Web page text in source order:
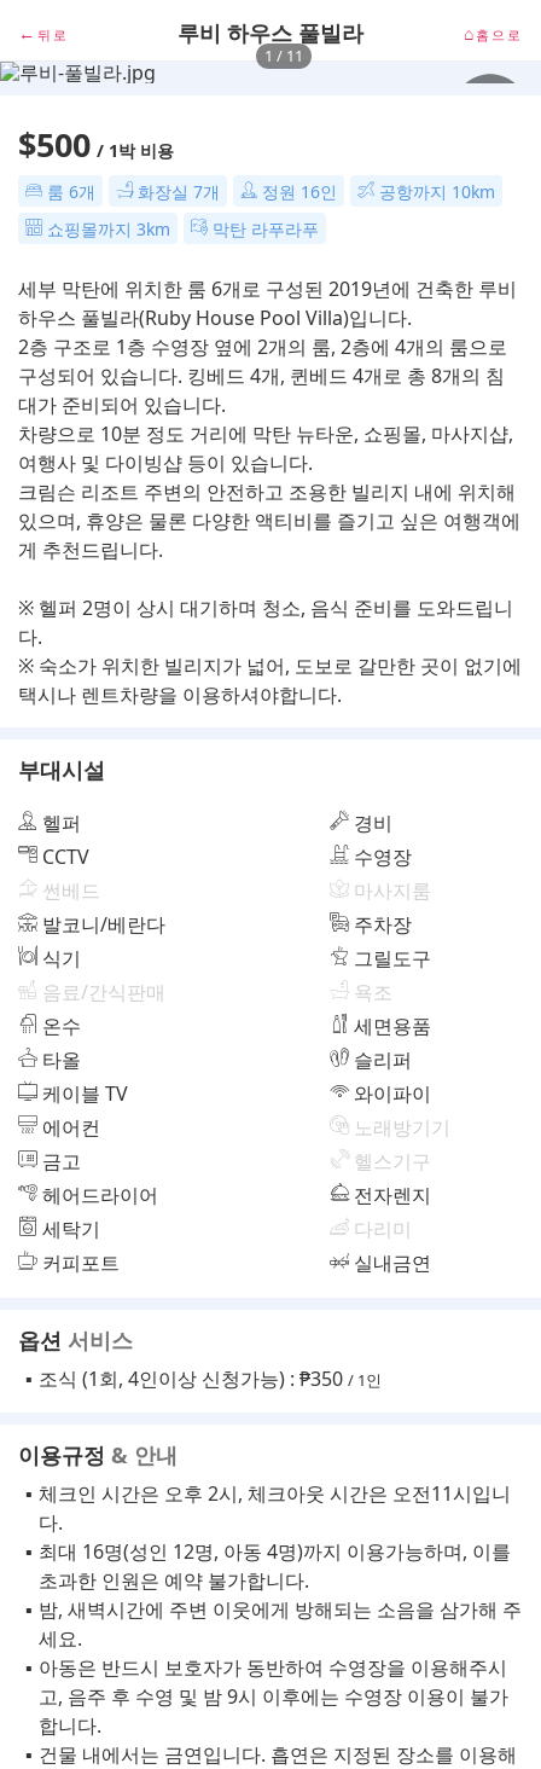
← 뒤로 루비 하우스 풀빌라 ⌂홈으로
1 / 11
$500 / 1박 비용
룸 6개
화장실 7개 정원 16인
공항까지 10km
쇼핑몰까지 3km
막탄 라푸라푸
세부 막탄에 위치한 룸 6개로 구성된 2019년에 건축한 루비
하우스 풀빌라(Ruby House Pool Villa)입니다.
2층 구조로 1층 수영장 옆에 2개의 룸, 2층에 4개의 룸으로
구성되어 있습니다. 킹베드 4개, 퀸베드 4개로 총 8개의 침
대가 준비되어 있습니다.
차량으로 10분 정도 거리에 막탄 뉴타운, 쇼핑몰, 마사지샵,
여행사 및 다이빙샵 등이 있습니다.
크림슨 리조트 주변의 안전하고 조용한 빌리지 내에 위치해
있으며, 휴양은 물론 다양한 액티비를 즐기고 싶은 여행객에
게 추천드립니다.
※ 헬퍼 2명이 상시 대기하며 청소, 음식 준비를 도와드립니
다.
※ 숙소가 위치한 빌리지가 넓어, 도보로 갈만한 곳이 없기에
택시나 렌트차량을 이용하셔야합니다.
부대시설
헬퍼
경비
CCTV
수영장
썬베드
마사지룸
발코니/베란다
주차장
식기
그릴도구
음료/간식판매
욕조
온수
세면용품
타올
슬리퍼
케이블 TV
와이파이
에어컨
노래방기기
금고
헬스기구
헤어드라이어
전자렌지
세탁기
다리미
커피포트
실내금연
옵션 서비스
조식 (1회, 4인이상 신청가능) : ₱350 / 1인
이용규정 & 안내
체크인 시간은 오후 2시, 체크아웃 시간은 오전11시입니
다.
최대 16명(성인 12명, 아동 4명)까지 이용가능하며, 이를
초과한 인원은 예약 불가합니다.
밤, 새벽시간에 주변 이웃에게 방해되는 소음을 삼가해 주
세요.
아동은 반드시 보호자가 동반하여 수영장을 이용해주시
고, 음주 후 수영 및 밤 9시 이후에는 수영장 이용이 불가
합니다.
건물 내에서는 금연입니다. 흡연은 지정된 장소를 이용해